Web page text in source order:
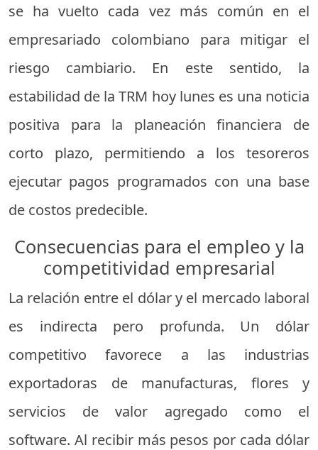
se ha vuelto cada vez más común en el
empresariado colombiano para mitigar el
riesgo cambiario. En este sentido, la
estabilidad de la TRM hoy lunes es una noticia
positiva para la planeación financiera de
corto plazo, permitiendo a los tesoreros
ejecutar pagos programados con una base
de costos predecible.
Consecuencias para el empleo y la
competitividad empresarial
La relación entre el dólar y el mercado laboral
es indirecta pero profunda. Un dólar
competitivo favorece a las industrias
exportadoras de manufacturas, flores y
servicios de valor agregado como el
software. Al recibir más pesos por cada dólar